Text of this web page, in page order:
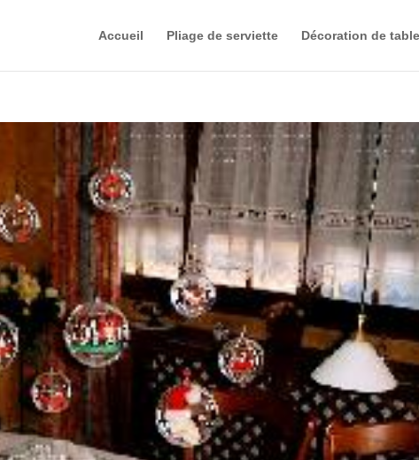
Accueil Pliage de serviette Décoration de table